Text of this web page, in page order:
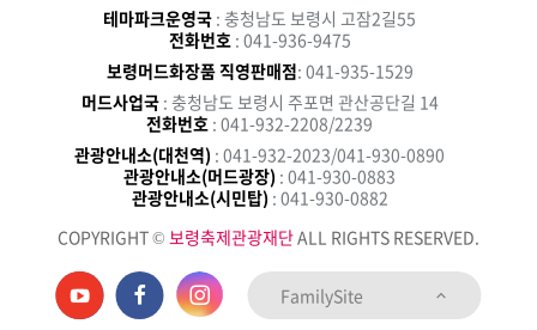
테마파크운영국 : 충청남도 보령시 고잠2길55
전화번호 : 041-936-9475
보령머드화장품 직영판매점: 041-935-1529
머드사업국 : 충청남도 보령시 주포면 관산공단길 14
전화번호 : 041-932-2208/2239
관광안내소(대천역) : 041-932-2023/041-930-0890
관광안내소(머드광장) : 041-930-0883
관광안내소(시민탑) : 041-930-0882
COPYRIGHT © 보령축제관광재단ALL RIGHTS RESERVED.
FamilySite